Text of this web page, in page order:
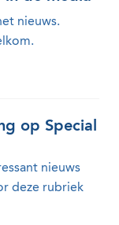
nieuws.
op Special
nieuws
deze rubriek